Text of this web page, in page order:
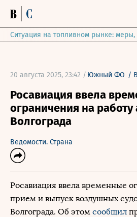
Ситуация на топливном рынке:
20 августа 2025, 23:42 / Южный ФО /
Росавиация ввела
ограничения на работу
Волгограда
Ведомости. Страна
Росавиация ввела временные
прием и выпуск воздушных
Волгограда. Об этом сообщил